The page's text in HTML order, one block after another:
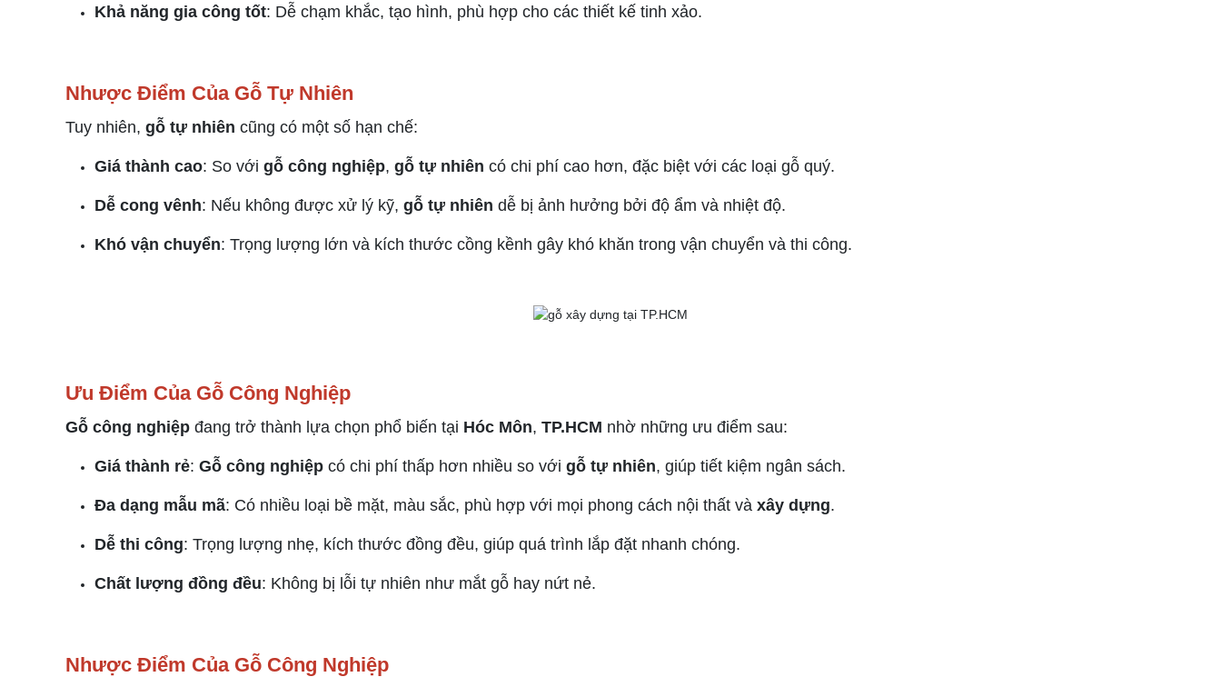
Khả năng gia công tốt: Dễ chạm khắc, tạo hình, phù hợp cho các thiết kế tinh xảo.
Nhược Điểm Của Gỗ Tự Nhiên
Tuy nhiên, gỗ tự nhiên cũng có một số hạn chế:
Giá thành cao: So với gỗ công nghiệp, gỗ tự nhiên có chi phí cao hơn, đặc biệt với các loại gỗ quý.
Dễ cong vênh: Nếu không được xử lý kỹ, gỗ tự nhiên dễ bị ảnh hưởng bởi độ ẩm và nhiệt độ.
Khó vận chuyển: Trọng lượng lớn và kích thước cồng kềnh gây khó khăn trong vận chuyển và thi công.
Ưu Điểm Của Gỗ Công Nghiệp
Gỗ công nghiệp đang trở thành lựa chọn phổ biến tại Hóc Môn, TP.HCM nhờ những ưu điểm sau:
Giá thành rẻ: Gỗ công nghiệp có chi phí thấp hơn nhiều so với gỗ tự nhiên, giúp tiết kiệm ngân sách.
Đa dạng mẫu mã: Có nhiều loại bề mặt, màu sắc, phù hợp với mọi phong cách nội thất và xây dựng.
Dễ thi công: Trọng lượng nhẹ, kích thước đồng đều, giúp quá trình lắp đặt nhanh chóng.
Chất lượng đồng đều: Không bị lỗi tự nhiên như mắt gỗ hay nứt nẻ.
Nhược Điểm Của Gỗ Công Nghiệp